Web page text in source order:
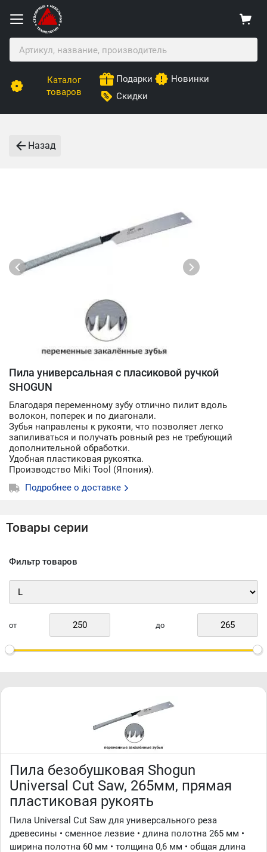
Каталог
товаров
Подарки
Новинки
Скидки
Назад
Пила универсальная с пласиковой ручкой
SHOGUN
Благодаря переменному зубу отлично пилит вдоль
волокон, поперек и по диагонали.
Зубья направлены к рукояти, что позволяет легко
запиливаться и получать ровный рез не требующий
дополнительной обработки.
Удобная пластиковая рукоятка.
Производство Miki Tool (Япония).
Подробнее о доставке
Товары серии
Фильтр товаров
от до
Пила безобушковая Shogun
Universal Cut Saw, 265мм, прямая
пластиковая рукоять
Пила Universal Cut Saw для универсального реза
древесины • сменное лезвие • длина полотна 265 мм •
ширина полотна 60 мм • толщина 0,6 мм • общая длина